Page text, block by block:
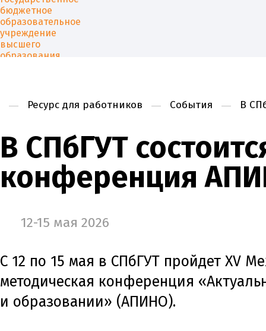
Ресурс для работников События В
В СПбГУТ
конференция
12-15 мая 2026
С 12 по 15 мая в СПбГУТ пройдет XV
методическая конференция
и образовании» (АПИНО).